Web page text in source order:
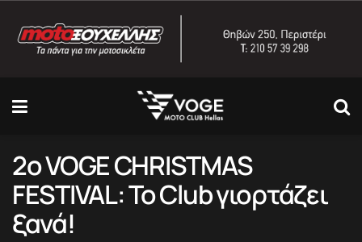
2ο VOGE CHRISTMAS
FESTIVAL: Το Club γιορτάζει
ξανά!